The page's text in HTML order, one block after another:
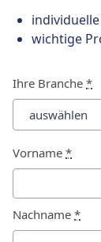
wichtige
Ihre Branche *
Vorname *
Nachname *